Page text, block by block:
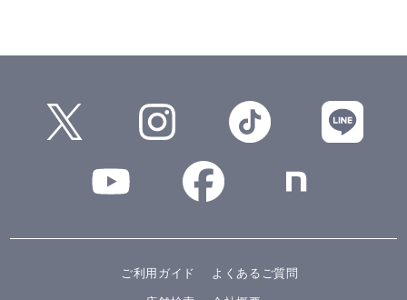
ご利用ガイド
よくあるご質問